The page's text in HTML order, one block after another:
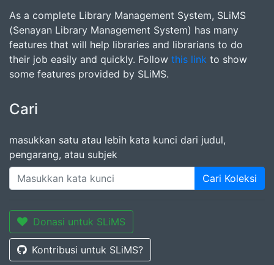
As a complete Library Management System, SLiMS
(Senayan Library Management System) has many
features that will help libraries and librarians to do
their job easily and quickly. Follow this link to show
some features provided by SLiMS.
Cari
masukkan satu atau lebih kata kunci dari judul,
pengarang, atau subjek
Cari Koleksi
Donasi untuk SLiMS
Kontribusi untuk SLiMS?